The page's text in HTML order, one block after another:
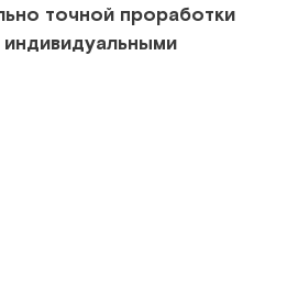
точной проработки